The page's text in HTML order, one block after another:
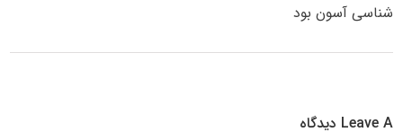
شناسی آسون بود
Leave A دیدگاه